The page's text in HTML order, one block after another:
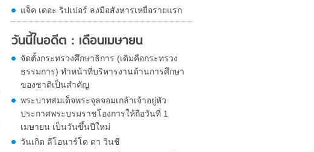
แจ็ค เดอะ ริปเปอร์ ลงมือสังหารเหยื่อรายแรก
วันนี้ในอดีต : เดือนเมษายน
จัดตั้งกระทรวงศึกษาธิการ (เดิมคือกระทรวง
ธรรมการ) ทำหน้าที่บริหารงานด้านการศึกษา
ของชาติเป็นสำคัญ
พระบาทสมเด็จพระจุลจอมเกล้าเจ้าอยู่หัว
ประกาศพระบรมราชโองการให้ถือวันที่ 1
เมษายน เป็นวันขึ้นปีใหม่
วันเกิด ลีโอนาร์โด ดา วินชี